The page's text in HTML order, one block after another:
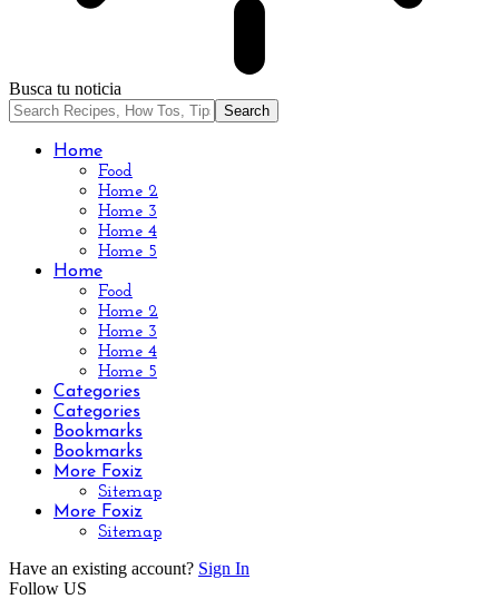
Busca tu noticia
Home
Food
Home 2
Home 3
Home 4
Home 5
Home
Food
Home 2
Home 3
Home 4
Home 5
Categories
Categories
Bookmarks
Bookmarks
More Foxiz
Sitemap
More Foxiz
Sitemap
Have an existing account? Sign In
Follow US